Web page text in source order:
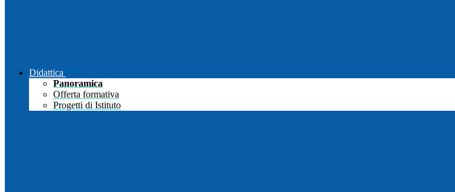
Didattica
Panoramica
Offerta formativa
Progetti di Istituto